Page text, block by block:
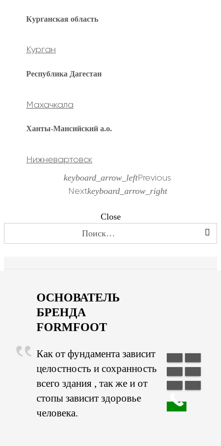
Курганская область
Курган
Республика Дагестан
Махачкала
Ханты-Мансийский а.о.
Нижневартовск
keyboard_arrow_leftPrevious
Nextkeyboard_arrow_right
Close
ОСНОВАТЕЛЬ
БРЕНДА
FORMFOOT
Как от фундамента зависит
целостность и сохранность
всего здания , так же и от
стопы зависит здоровье
человека.